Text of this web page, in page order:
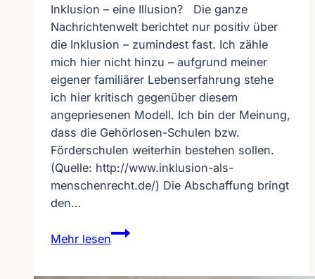
Inklusion – eine Illusion? Die ganze
Nachrichtenwelt berichtet nur positiv über
die Inklusion – zumindest fast. Ich zähle
mich hier nicht hinzu – aufgrund meiner
eigener familiärer Lebenserfahrung stehe
ich hier kritisch gegenüber diesem
angepriesenen Modell. Ich bin der Meinung,
dass die Gehörlosen-Schulen bzw.
Förderschulen weiterhin bestehen sollen.
(Quelle: http://www.inklusion-als-
menschenrecht.de/) Die Abschaffung bringt
den…
Mehr lesen
Inklusion
–